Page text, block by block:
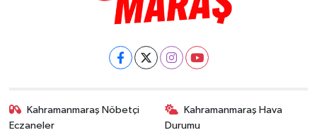
Kahramanmaraş Nöbetçi
Eczaneler
Kahramanmaraş Hava
Durumu